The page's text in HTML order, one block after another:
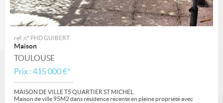
ref. n° PHD GUIBERT
Maison
TOULOUSE
Prix : 415 000 €*
MAISON DE VILLE T5 QUARTIER ST MICHEL
Maison de ville 95M2 dans résidence récente en pleine propriété avec